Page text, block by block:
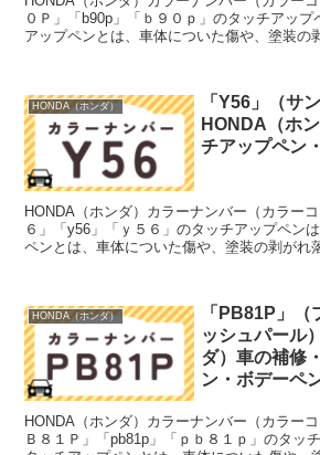
０Ｐ」「b90p」「ｂ９０ｐ」のタッチアッ
アップペンとは、車体についた傷や、塗装の
HONDA（ホンダ）
「Y56」（サ
HONDA（ホ
チアップペン
HONDA（ホンダ）カラーナンバー（カラー
６」「y56」「ｙ５６」のタッチアップペン
ペンとは、車体についた傷や、塗装の剥がれ
HONDA（ホンダ）
「PB81P」（
ッシュパール
ダ）車の補修
ン・ボデーペ
HONDA（ホンダ）カラーナンバー（カラー
Ｂ８１Ｐ」「pb81p」「ｐｂ８１ｐ」のタッ